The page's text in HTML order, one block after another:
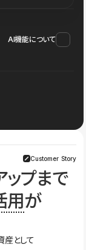
AI機能について
Customer Story
ップまで
用が
産として